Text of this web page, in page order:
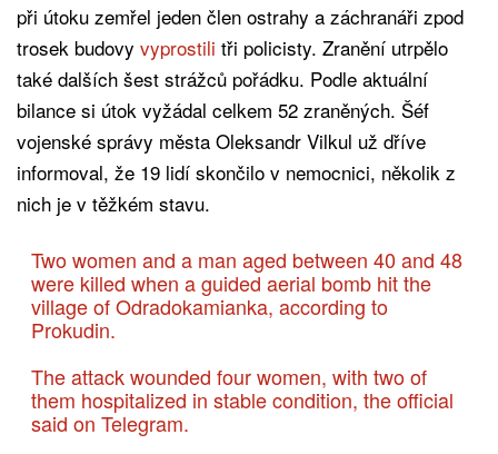
při útoku zemřel jeden člen ostrahy a záchranáři zpod
trosek budovy vyprostili tři policisty. Zranění utrpělo
také dalších šest strážců pořádku. Podle aktuální
bilance si útok vyžádal celkem 52 zraněných. Šéf
vojenské správy města Oleksandr Vilkul už dříve
informoval, že 19 lidí skončilo v nemocnici, několik z
nich je v těžkém stavu.
Two women and a man aged between 40 and 48
were killed when a guided aerial bomb hit the
village of Odradokamianka, according to
Prokudin.
The attack wounded four women, with two of
them hospitalized in stable condition, the official
said on Telegram.